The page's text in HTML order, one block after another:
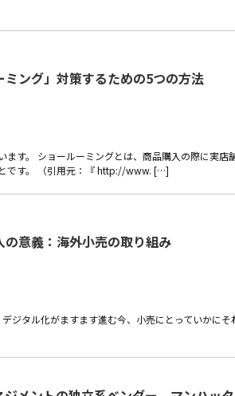
ング」対策するための5つの方法
す。 ショールーミングとは、商品購入の際に実店
です。 （引用元：『 http://www. […]
意義：海外小売の取り組み
ジタル化がますます進む今、小売にとっていかに